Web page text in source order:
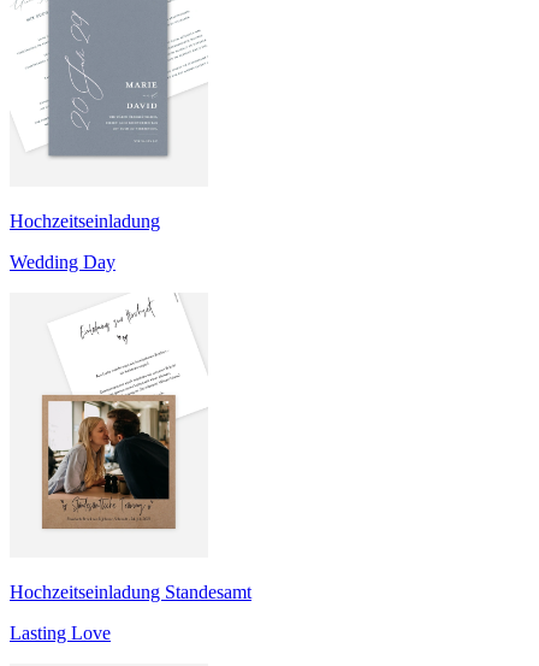
Hochzeitseinladung
Wedding Day
Hochzeitseinladung Standesamt
Lasting Love